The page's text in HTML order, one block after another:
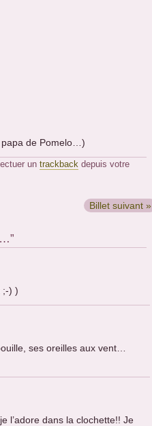
papa de Pomelo…)
un trackback depuis votre
Billet suivant »
;-) )
ses oreilles aux vent…
l’adore dans la clochette!! Je